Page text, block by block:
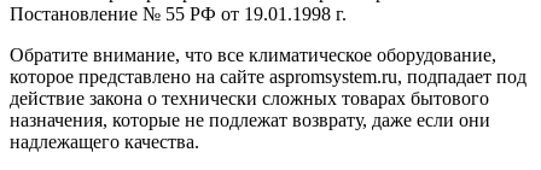
Постановление № 55 РФ от 19.01.1998 г.
Обратите внимание, что все климатическое оборудование,
которое представлено на сайте aspromsystem.ru, подпадает под
действие закона о технически сложных товарах бытового
назначения, которые не подлежат возврату, даже если они
надлежащего качества.